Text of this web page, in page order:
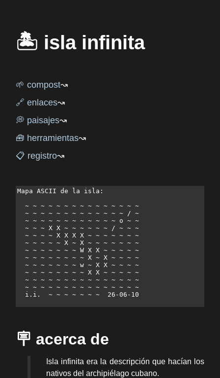
🏝️ isla infinita
🌱 compost
🔗 enlaces
💭 paisajes
🧰 herramientas
📋 registro
Mapa ASCII de la isla:
🪧 acerca de
Isla infinita era la descripción que hacían los
nativos del archipiélago cubano.